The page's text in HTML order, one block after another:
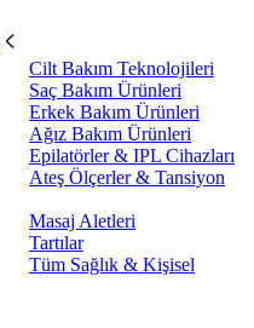
Cilt Bakım Teknolojileri
Saç Bakım Ürünleri
Erkek Bakım Ürünleri
Ağız Bakım Ürünleri
Epilatörler & IPL Cihazları
Ateş Ölçerler & Tansiyon
Masaj Aletleri
Tartılar
Tüm Sağlık & Kişisel